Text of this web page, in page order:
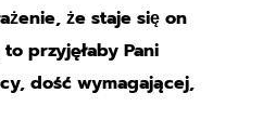
że staje się on
przyjęłaby Pani
dość wymagającej,